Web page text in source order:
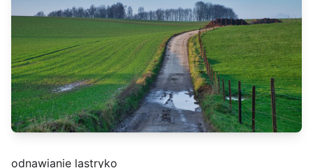
odnawianie lastryko